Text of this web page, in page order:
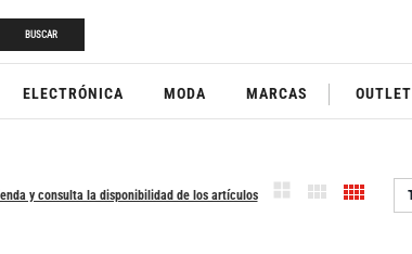
BUSCAR
ELECTRÓNICA MODA MARCAS OUTLET
y consulta la disponibilidad de los artículos